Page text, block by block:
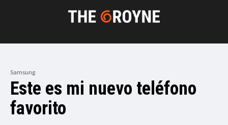
Samsung
Este es mi nuevo teléfono
favorito